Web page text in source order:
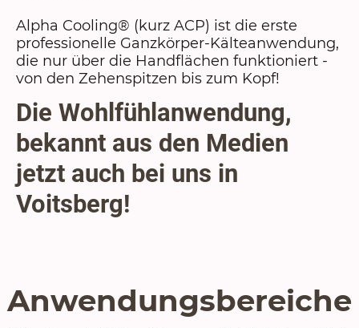
Alpha Cooling® (kurz ACP) ist die erste
professionelle Ganzkörper-Kälteanwendung,
die nur über die Handflächen funktioniert -
von den Zehenspitzen bis zum Kopf!
Die Wohlfühlanwendung,
bekannt aus den Medien
jetzt auch bei uns in
Voitsberg!
Anwendungsbereiche